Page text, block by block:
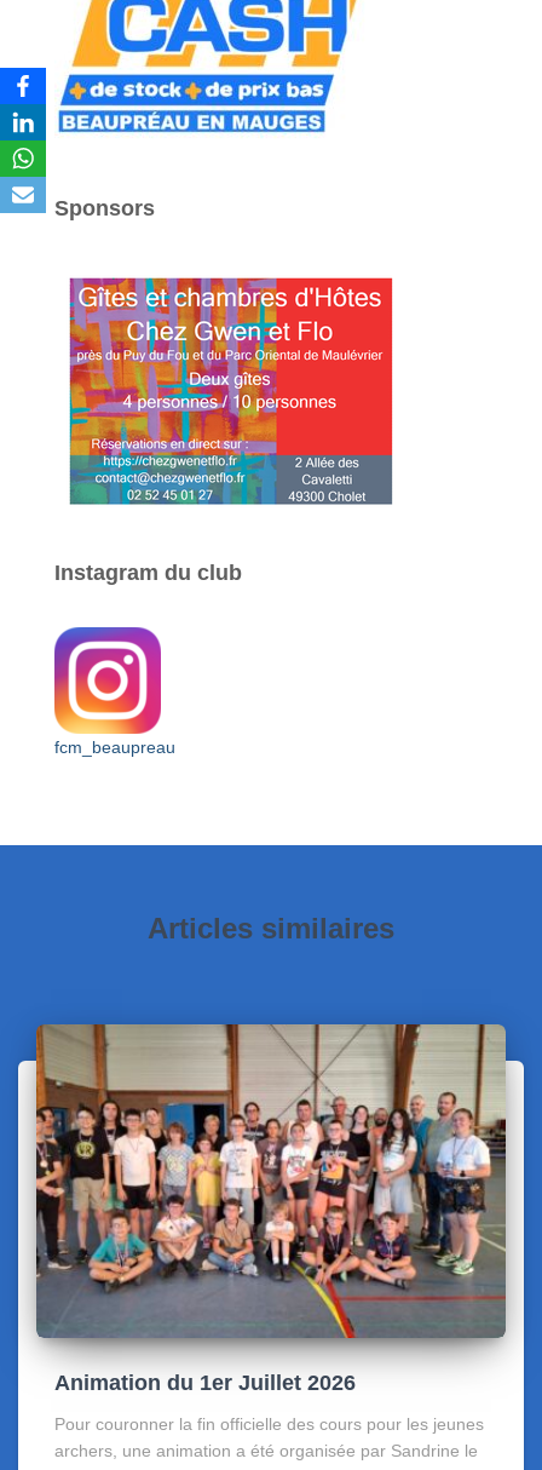
Sponsors
Instagram du club
fcm_beaupreau
Articles similaires
Animation du 1er Juillet 2026
Pour couronner la fin officielle des cours pour les jeunes
archers, une animation a été organisée par Sandrine le